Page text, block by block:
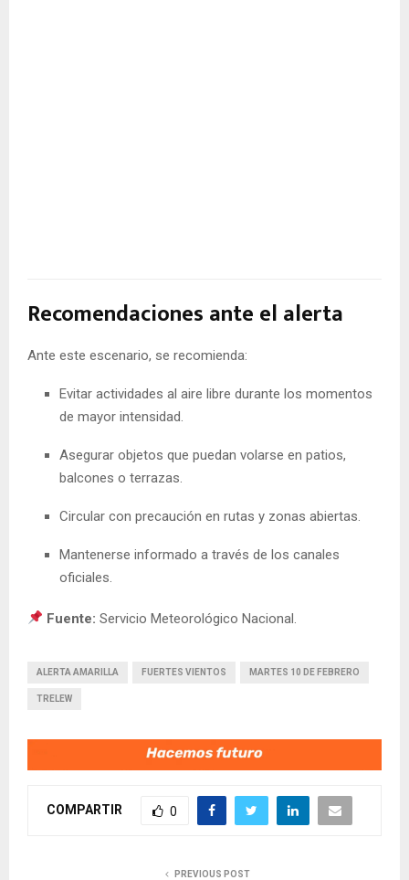
Recomendaciones ante el alerta
Ante este escenario, se recomienda:
Evitar actividades al aire libre durante los momentos
de mayor intensidad.
Asegurar objetos que puedan volarse en patios,
balcones o terrazas.
Circular con precaución en rutas y zonas abiertas.
Mantenerse informado a través de los canales
oficiales.
Fuente: Servicio Meteorológico Nacional.
ALERTA AMARILLA FUERTES VIENTOS MARTES 10 DE FEBRERO
TRELEW
COMPARTIR 0
PREVIOUS POST